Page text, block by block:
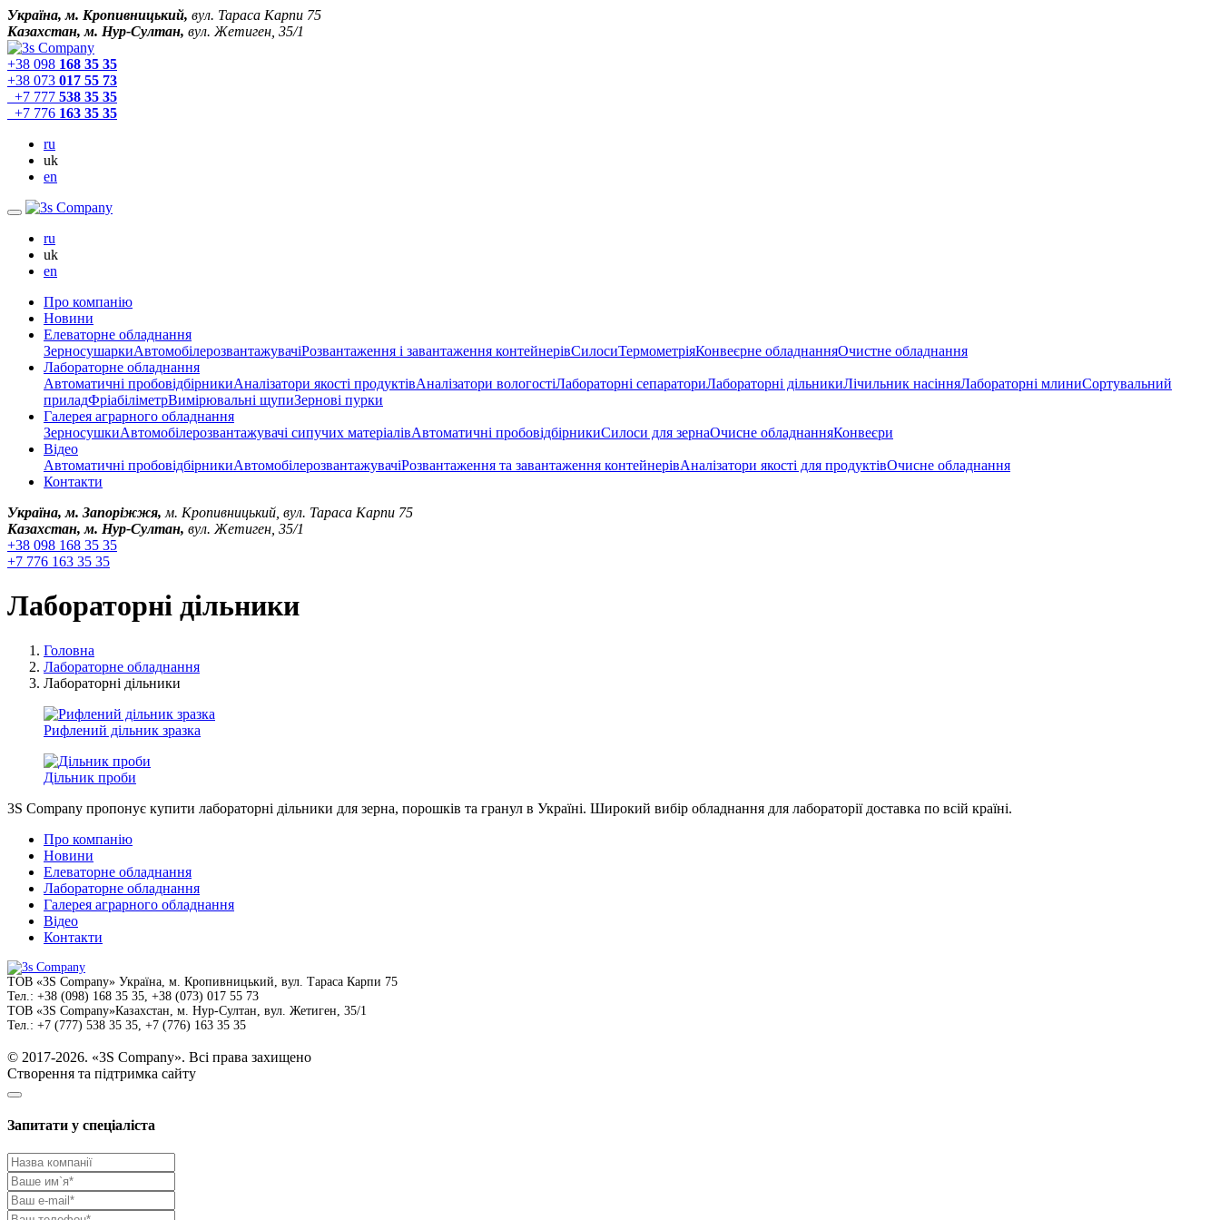
Україна, м. Кропивницький, вул. Тараса Карпи 75
Казахстан, м. Нур-Султан, вул. Жетиген, 35/1
+38 098 168 35 35
+38 073 017 55 73
+7 777 538 35 35
+7 776 163 35 35
ru
uk
en
ru
uk
en
Про компанію
Новини
Елеваторне обладнання
ЗерносушаркиАвтомобілерозвантажувачіРозвантаження і завантаження контейнерівСилосиТермометріяКонвеєрне обладнанняОчистне обладнання
Лабораторне обладнання
Автоматичні пробовідбірникиАналізатори якості продуктівАналізатори вологостіЛабораторні сепараториЛабораторні дільникиЛічильник насінняЛабораторні млиниСортувальний
приладФріабіліметрВимірювальні щупиЗернові пурки
Галерея аграрного обладнання
ЗерносушкиАвтомобілерозвантажувачі сипучих матеріалівАвтоматичні пробовідбірникиСилоси для зернаОчисне обладнанняКонвеєри
Відео
Автоматичні пробовідбірникиАвтомобілерозвантажувачіРозвантаження та завантаження контейнерівАналізатори якості для продуктівОчисне обладнання
Контакти
Україна, м. Запоріжжя, м. Кропивницький, вул. Тараса Карпи 75
Казахстан, м. Нур-Султан, вул. Жетиген, 35/1
+38 098 168 35 35
+7 776 163 35 35
Лабораторні дільники
Головна
Лабораторне обладнання
Лабораторні дільники
Рифлений дільник зразка
Дільник проби
3S Company пропонує купити лабораторні дільники для зерна, порошків та гранул в Україні. Широкий вибір обладнання для лабораторії доставка по всій країні.
Про компанію
Новини
Елеваторне обладнання
Лабораторне обладнання
Галерея аграрного обладнання
Відео
Контакти
ТОВ «3S Company» Україна, м. Кропивницький, вул. Тараса Карпи 75
Тел.: +38 (098) 168 35 35, +38 (073) 017 55 73
ТОВ «3S Company»Казахстан, м. Нур-Султан, вул. Жетиген, 35/1
Тел.: +7 (777) 538 35 35, +7 (776) 163 35 35
© 2017-2026. «3S Company». Всі права захищено
Створення та підтримка сайту
Запитати у спеціаліста